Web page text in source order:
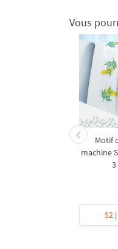
Vous
Motif
machine
$2